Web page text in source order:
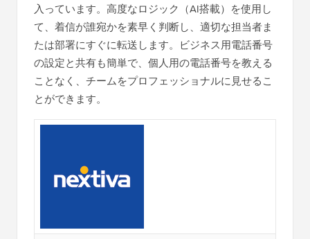
入っています。高度なロジック（AI搭載）を使用し
て、着信が誰宛かを素早く判断し、適切な担当者ま
たは部署にすぐに転送します。ビジネス用電話番号
の設定と共有も簡単で、個人用の電話番号を教える
ことなく、チームをプロフェッショナルに見せるこ
とができます。